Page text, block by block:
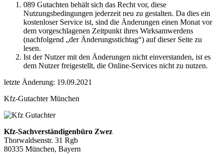
089 Gutachten behält sich das Recht vor, diese
Nutzungsbedingungen jederzeit neu zu gestalten. Da dies ein
kostenloser Service ist, sind die Änderungen einen Monat vor
dem vorgeschlagenen Zeitpunkt ihres Wirksamwerdens
(nachfolgend „der Änderungsstichtag“) auf dieser Seite zu
lesen.
Ist der Nutzer mit den Änderungen nicht einverstanden, ist es
dem Nutzer freigestellt, die Online-Services nicht zu nutzen.
letzte Änderung: 19.09.2021
Kfz-Gutachter München
Kfz-Sachverständigenbüro Zwez
Thorwaldsenstr. 31 Rgb
80335 München, Bayern